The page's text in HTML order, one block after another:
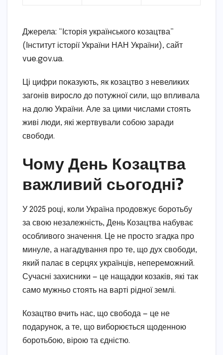
Джерела: “Історія українського козацтва”
(Інститут історії України НАН України), сайт
vue.gov.ua.
Ці цифри показують, як козацтво з невеликих
загонів виросло до потужної сили, що впливала
на долю України. Але за цими числами стоять
живі люди, які жертвували собою заради
свободи.
Чому День Козацтва
важливий сьогодні?
У 2025 році, коли Україна продовжує боротьбу
за свою незалежність, День Козацтва набуває
особливого значення. Це не просто згадка про
минуле, а нагадування про те, що дух свободи,
який палає в серцях українців, непереможний.
Сучасні захисники — це нащадки козаків, які так
само мужньо стоять на варті рідної землі.
Козацтво вчить нас, що свобода — це не
подарунок, а те, що виборюється щоденною
боротьбою, вірою та єдністю.